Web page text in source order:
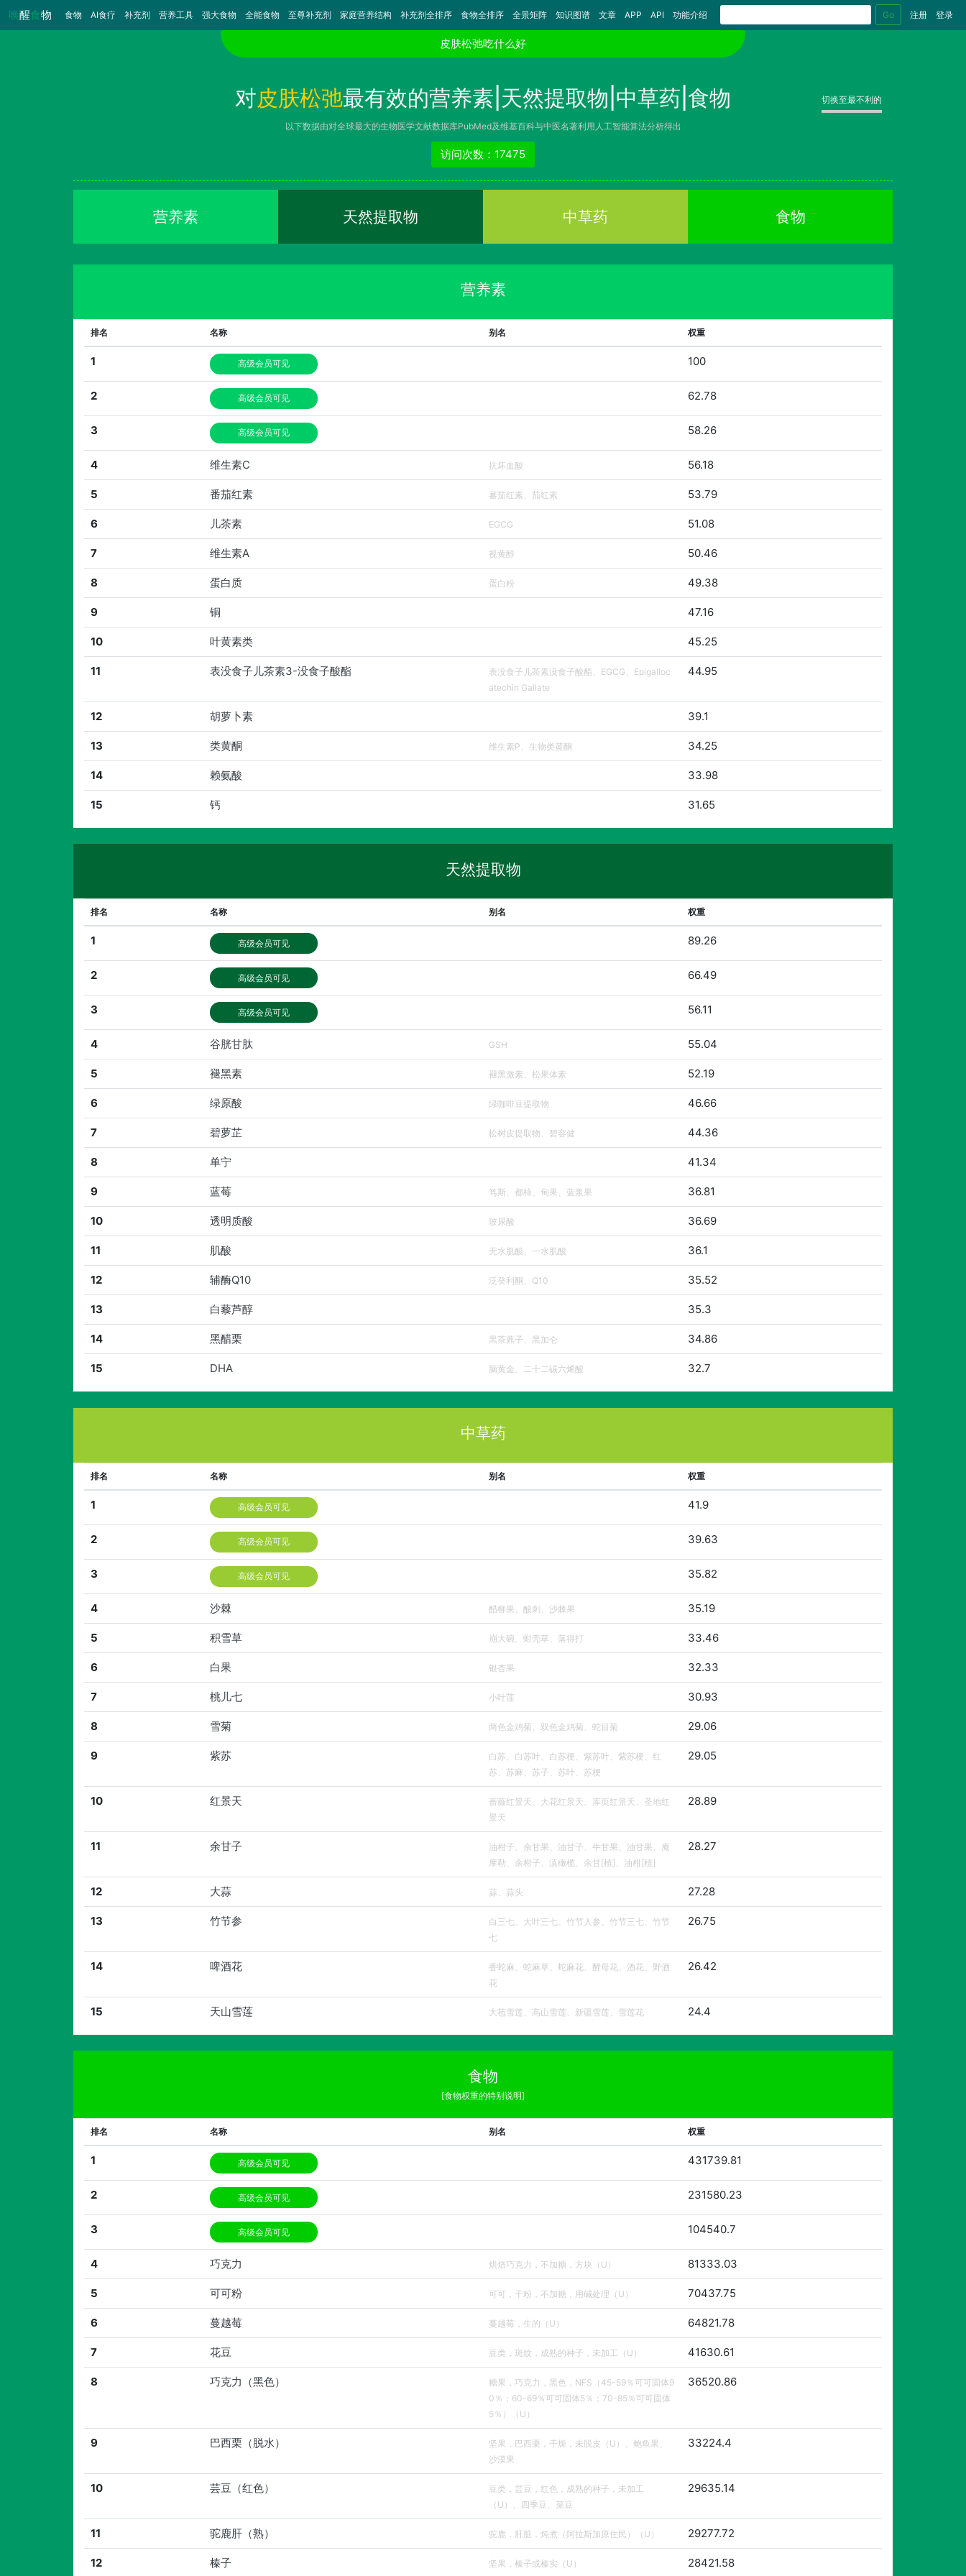
唤醒食物 食物 （当前）
AI食疗 补充剂 营养工具 强大食物 全能食物 至尊补充剂 家庭营养结构 补充剂全排序 食物全排序 全景矩阵 知识图谱 文章 APP API 功能介绍 Go 注册 登录
皮肤松弛吃什么好
对皮肤松弛最有效的营养素|天然提取物|中草药|食物 切换至最不利的
以下数据由对全球最大的生物医学文献数据库PubMed及维基百科与中医名著利用人工智能算法分析得出
访问次数：17475
营养素 天然提取物 中草药 食物
营养素
排名 名称 别名 权重
1 高级会员可见 100
2 高级会员可见 62.78
3 高级会员可见 58.26
4 维生素C 抗坏血酸 56.18
5 番茄红素 蕃茄红素、茄红素 53.79
6 儿茶素 EGCG 51.08
7 维生素A 视黄醇 50.46
8 蛋白质 蛋白粉 49.38
9 铜 47.16
10 叶黄素类 45.25
11 表没食子儿茶素3-没食子酸酯
表没食子儿茶素没食子酸酯、EGCG、Epigalloc
atechin Gallate
44.95
12 胡萝卜素 39.1
13 类黄酮 维生素P、生物类黄酮 34.25
14 赖氨酸 33.98
15 钙 31.65
天然提取物
排名 名称 别名 权重
1 高级会员可见 89.26
2 高级会员可见 66.49
3 高级会员可见 56.11
4 谷胱甘肽 GSH 55.04
5 褪黑素 褪黑激素、松果体素 52.19
6 绿原酸 绿咖啡豆提取物 46.66
7 碧萝芷 松树皮提取物、碧容健 44.36
8 单宁 41.34
9 蓝莓 笃斯、都柿、甸果、蓝浆果 36.81
10 透明质酸 玻尿酸 36.69
11 肌酸 无水肌酸、一水肌酸 36.1
12 辅酶Q10 泛癸利酮、Q10 35.52
13 白藜芦醇 35.3
14 黑醋栗 黑茶藨子、黑加仑 34.86
15 DHA 脑黄金、二十二碳六烯酸 32.7
中草药
排名 名称 别名 权重
1 高级会员可见 41.9
2 高级会员可见 39.63
3 高级会员可见 35.82
4 沙棘 醋柳果、酸刺、沙棘果 35.19
5 积雪草 崩大碗、蚶壳草、落得打 33.46
6 白果 银杏果 32.33
7 桃儿七 小叶莲 30.93
8 雪菊 两色金鸡菊、双色金鸡菊、蛇目菊 29.06
9 紫苏
白苏、白苏叶、白苏梗、紫苏叶、紫苏梗、红
苏、苏麻、苏子、苏叶、苏梗
29.05
10 红景天
蔷薇红景天、大花红景天、库页红景天、圣地红
景天
28.89
11 余甘子
油柑子、余甘果、油甘子、牛甘果、油甘果、庵
摩勒、余柑子、滇橄榄、余甘[植]、油柑[植]
28.27
12 大蒜 蒜、蒜头 27.28
13 竹节参
白三七、大叶三七、竹节人参、竹节三七、竹节
七
26.75
14 啤酒花
香蛇麻、蛇麻草、蛇麻花、酵母花、酒花、野酒
花
26.42
15 天山雪莲 大苞雪莲、高山雪莲、新疆雪莲、雪莲花 24.4
食物
[食物权重的特别说明]
排名 名称 别名 权重
1 高级会员可见 431739.81
2 高级会员可见 231580.23
3 高级会员可见 104540.7
4 巧克力 烘焙巧克力，不加糖，方块（U） 81333.03
5 可可粉 可可，干粉，不加糖，用碱处理（U） 70437.75
6 蔓越莓 蔓越莓，生的（U） 64821.78
7 花豆 豆类，斑纹，成熟的种子，未加工（U） 41630.61
8 巧克力（黑色）
糖果，巧克力，黑色，NFS（45-59％可可固体9
0％；60-69％可可固体5％；70-85％可可固体
5％）（U）
36520.86
9 巴西栗（脱水）
坚果，巴西栗，干燥，未脱皮（U）、鲍鱼果、
沙漠果
33224.4
10 芸豆（红色）
豆类，芸豆，红色，成熟的种子，未加工
（U）、四季豆、菜豆
29635.14
11 驼鹿肝（熟） 驼鹿，肝脏，炖煮（阿拉斯加原住民）（U） 29277.72
12 榛子 坚果，榛子或榛实（U） 28421.58